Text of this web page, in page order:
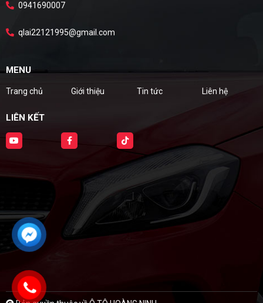
0941690007
qlai22121995@gmail.com
MENU
Trang chủ Giới thiệu Tin tức Liên hệ
LIÊN KẾT